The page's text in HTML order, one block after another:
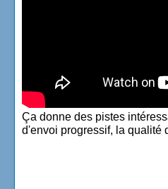
Ça donne des pistes
d'envoi progressif, la qualité